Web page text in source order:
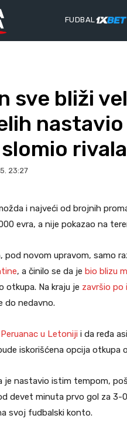
FUDBAL
sve bliži
nastavio
23:27
i najveći od brojnih
evra, a nije pokazao na
pod novom upravom, samo
, a činilo se da je bio blizu
otkupa. Na kraju je završio po
do nedavno.
u Letoniji i da ređa
iskorišćena opcija otkupa
je nastavio istim tempom,
devet minuta prvo gol za 3-
svoj fudbalski konto.